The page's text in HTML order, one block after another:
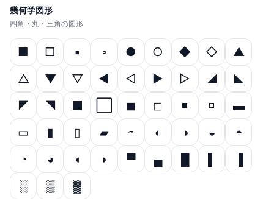
幾何学図形
四角・丸・三角の図形
■ □ ▪ ▫ ● ○ ◆ ◇
▲
△
▼ ▽ ◀ ◁ ▶ ▷ ◢
◣
◤
◥ ⬛ ◼ ◻ ◾ ◽
▬
▭
▮ ▯ ▰ ▱ ◐ ◑ ◒
◓
◔
◕ ◖ ◗ ▀ ▄
░
▒ ▓